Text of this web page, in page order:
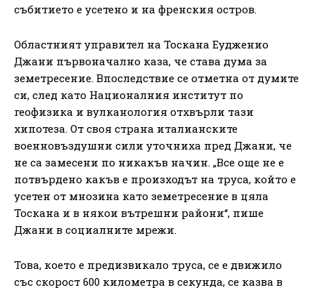
събитието е усетено и на френския остров.
Областният управител на Тоскана Еудженио
Джани първоначално каза, че става дума за
земетресение. Впоследствие се отметна от думите
си, след като Националния институт по
геофизика и вулканология отхвърли тази
хипотеза. От своя страна италианските
военновъздушни сили уточниха пред Джани, че
не са замесени по никакъв начин. „Все още не е
потвърдено какъв е произходът на труса, който е
усетен от мнозина като земетресение в цяла
Тоскана и в някои вътрешни райони“, пише
Джани в социалните мрежи.
Това, което е предизвикало труса, се е движило
със скорост 600 километра в секунда, се казва в